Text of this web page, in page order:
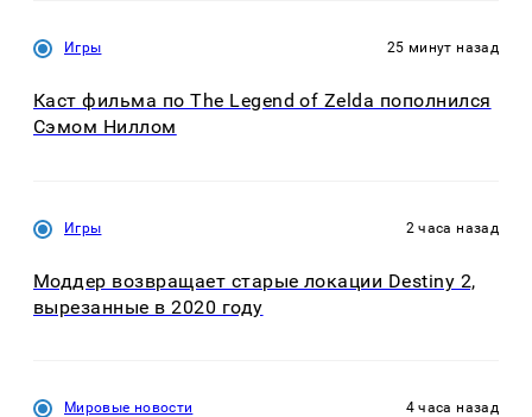
Игры 25 минут назад
Каст фильма по The Legend of Zelda пополнился
Сэмом Ниллом
Игры 2 часа назад
Моддер возвращает старые локации Destiny 2,
вырезанные в 2020 году
Мировые новости 4 часа назад